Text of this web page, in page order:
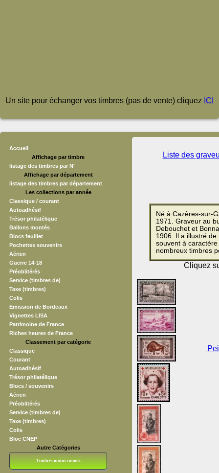
Un site pour échanger vos timbres (pas de vente) cliquez ICI
Accueil
Affichage par timbre
listage des timbres par N°
Affichage par département
listage des timbres par département
Les collections par année
Classique / courant
Autoadhésif
Trésor philatélique
Ballons montés
Blocs feuillet
Pochettes souvenirs
Aérien
Guerre 14-18
Préoblitérés
Service (timbres de)
Taxe (timbres)
Colis
Emission de Bordeaux
Vignettes LISA
Patrimoine de France
Riches heures de France
Classement par catégorie
Classique
Courant
Autoadhésif
Trésor philatélique
Blocs / souvenirs
Aérien
Préoblitérés
Service (timbres de)
Taxe (timbres)
Colis
Bloc CNEP
Autre Catégories
Timbres moins connus
Liste des
Né à Cazères-sur-
1971. Graveur au
Debouchet et
1906. Il a illustré
souvent à
nombreux timbres
Cliquez